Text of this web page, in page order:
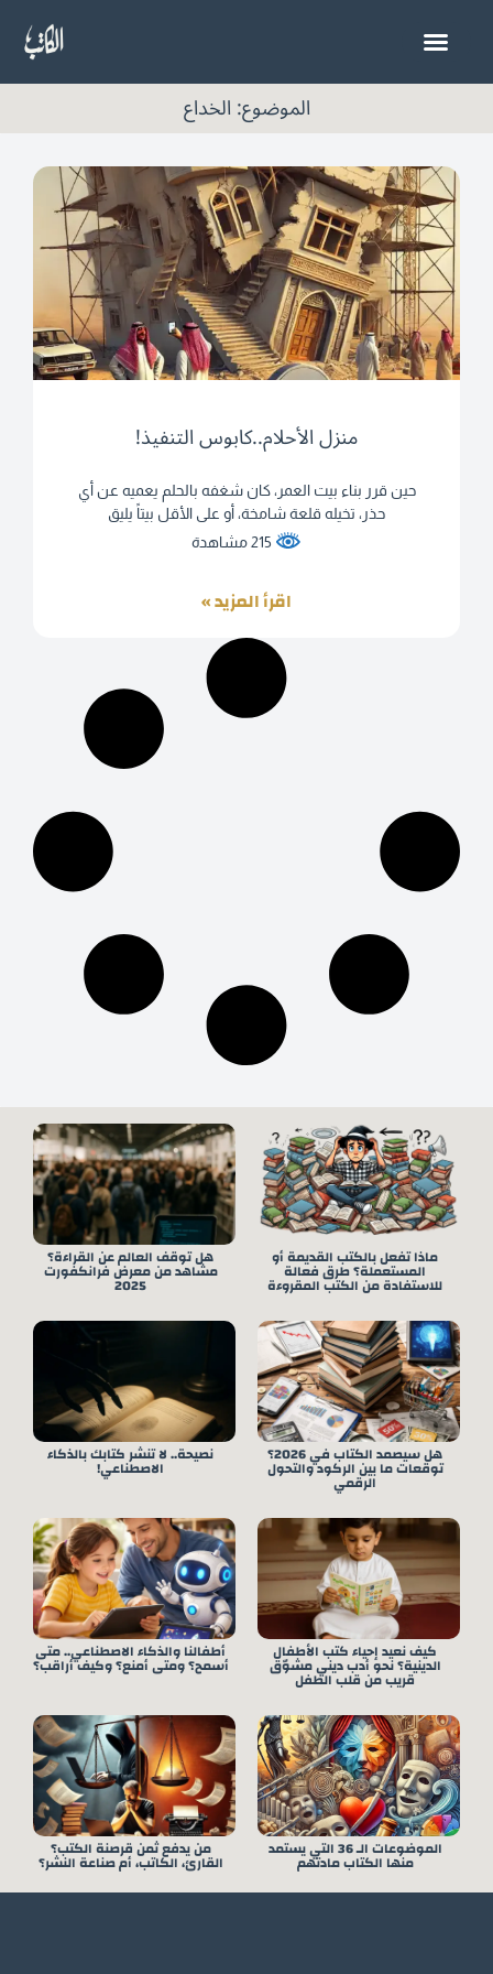
الموضوع: الخداع
منزل الأحلام..كابوس التنفيذ!
حين قرر بناء بيت العمر، كان شغفه بالحلم يعميه عن أي
حذر، تخيله قلعة شامخة، أو على الأقل بيتاً يليق
اقرأ المزيد »
ماذا تفعل بالكتب القديمة أو
المستعملة؟ طرق فعالة
للاستفادة من الكتب المقروءة
هل توقف العالم عن القراءة؟
مشاهد من معرض فرانكفورت
2025
هل سيصمد الكتاب في 2026؟
توقعات ما بين الركود والتحول
الرقمي
نصيحة.. لا تنشر كتابك بالذكاء
الاصطناعي!
كيف نعيد إحياء كتب الأطفال
الدينية؟ نحو أدب ديني مشوّق
قريب من قلب الطفل
أطفالنا والذكاء الاصطناعي.. متى
أسمح؟ ومتى أمنع؟ وكيف أراقب؟
الموضوعات الـ 36 التي يستمد
منها الكتاب مادتهم
من يدفع ثمن قرصنة الكتب؟
القارئ، الكاتب، أم صناعة النشر؟